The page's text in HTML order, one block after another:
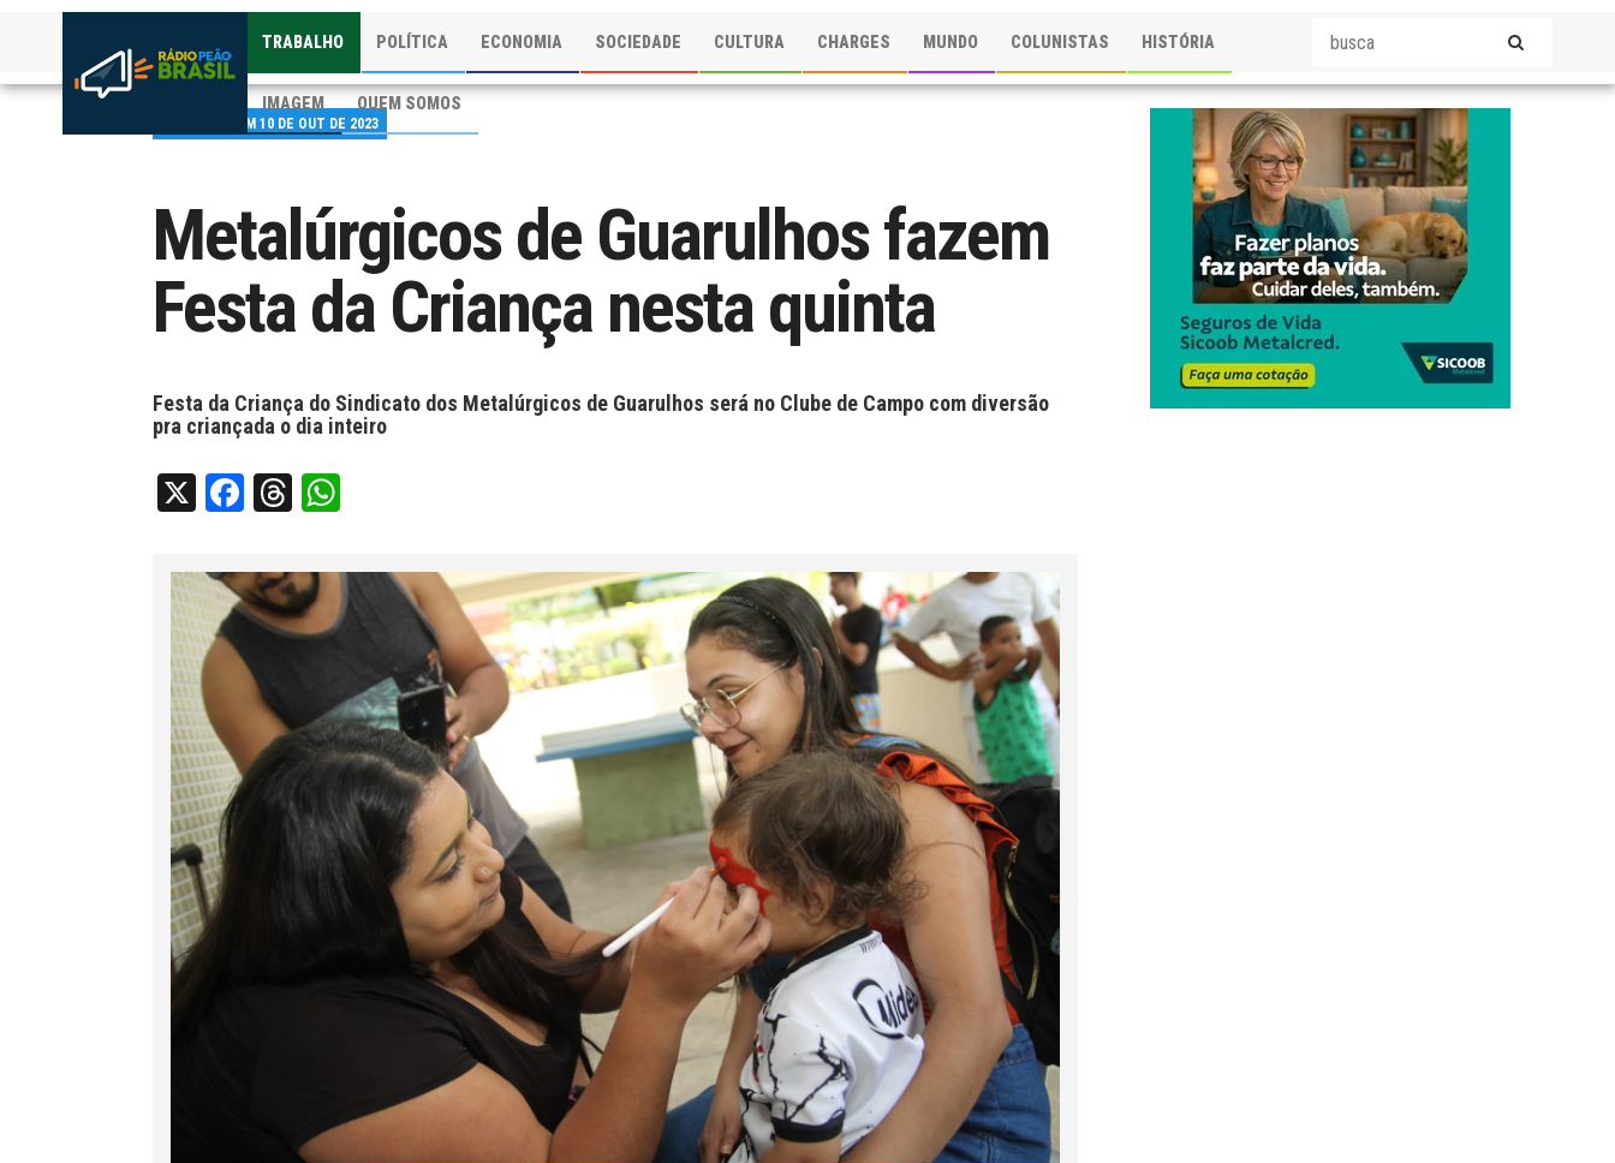
TRABALHO POLÍTICA ECONOMIA SOCIEDADE CULTURA CHARGES MUNDO COLUNISTAS HISTÓRIA
IMAGEM QUEM SOMOS
PUBLICADO EM 10 DE OUT DE 2023
Metalúrgicos de Guarulhos fazem
Festa da Criança nesta quinta
Festa da Criança do Sindicato dos Metalúrgicos de Guarulhos será no Clube de Campo com diversão
pra criançada o dia inteiro
X Facebook
Threads